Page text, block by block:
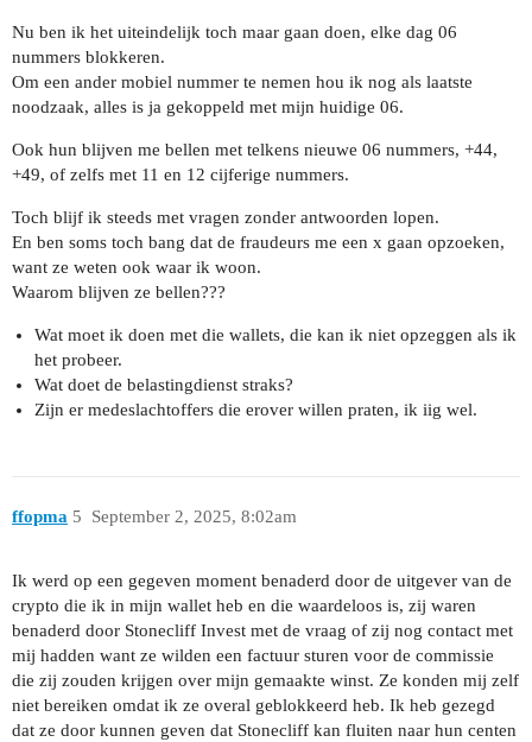
Nu ben ik het uiteindelijk toch maar gaan doen, elke dag 06
nummers blokkeren.
Om een ander mobiel nummer te nemen hou ik nog als laatste
noodzaak, alles is ja gekoppeld met mijn huidige 06.
Ook hun blijven me bellen met telkens nieuwe 06 nummers, +44,
+49, of zelfs met 11 en 12 cijferige nummers.
Toch blijf ik steeds met vragen zonder antwoorden lopen.
En ben soms toch bang dat de fraudeurs me een x gaan opzoeken,
want ze weten ook waar ik woon.
Waarom blijven ze bellen???
Wat moet ik doen met die wallets, die kan ik niet opzeggen als ik
het probeer.
Wat doet de belastingdienst straks?
Zijn er medeslachtoffers die erover willen praten, ik iig wel.
ffopma September 2, 2025, 8:02am
5
Ik werd op een gegeven moment benaderd door de uitgever van de
crypto die ik in mijn wallet heb en die waardeloos is, zij waren
benaderd door Stonecliff Invest met de vraag of zij nog contact met
mij hadden want ze wilden een factuur sturen voor de commissie
die zij zouden krijgen over mijn gemaakte winst. Ze konden mij zelf
niet bereiken omdat ik ze overal geblokkeerd heb. Ik heb gezegd
dat ze door kunnen geven dat Stonecliff kan fluiten naar hun centen